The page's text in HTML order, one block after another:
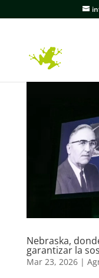
Nebraska,
garantizar la
Mar 23, 2026|